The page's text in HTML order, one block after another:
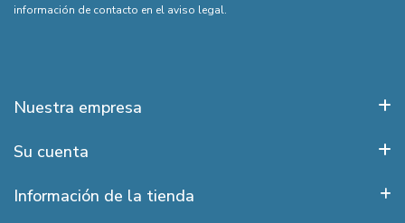
información de contacto en el aviso legal.
Nuestra empresa
Su cuenta
Información de la tienda